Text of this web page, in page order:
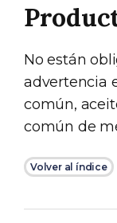
No están
advertencia
común,
común de
Volver al índice